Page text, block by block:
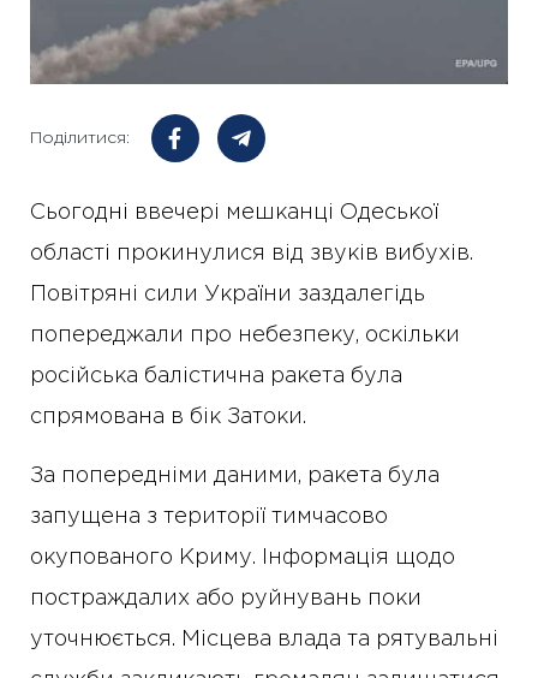
Поділитися:
Сьогодні ввечері мешканці Одеської
області прокинулися від звуків вибухів.
Повітряні сили України заздалегідь
попереджали про небезпеку, оскільки
російська балістична ракета була
спрямована в бік Затоки.
За попередніми даними, ракета була
запущена з території тимчасово
окупованого Криму. Інформація щодо
постраждалих або руйнувань поки
уточнюється. Місцева влада та рятувальні